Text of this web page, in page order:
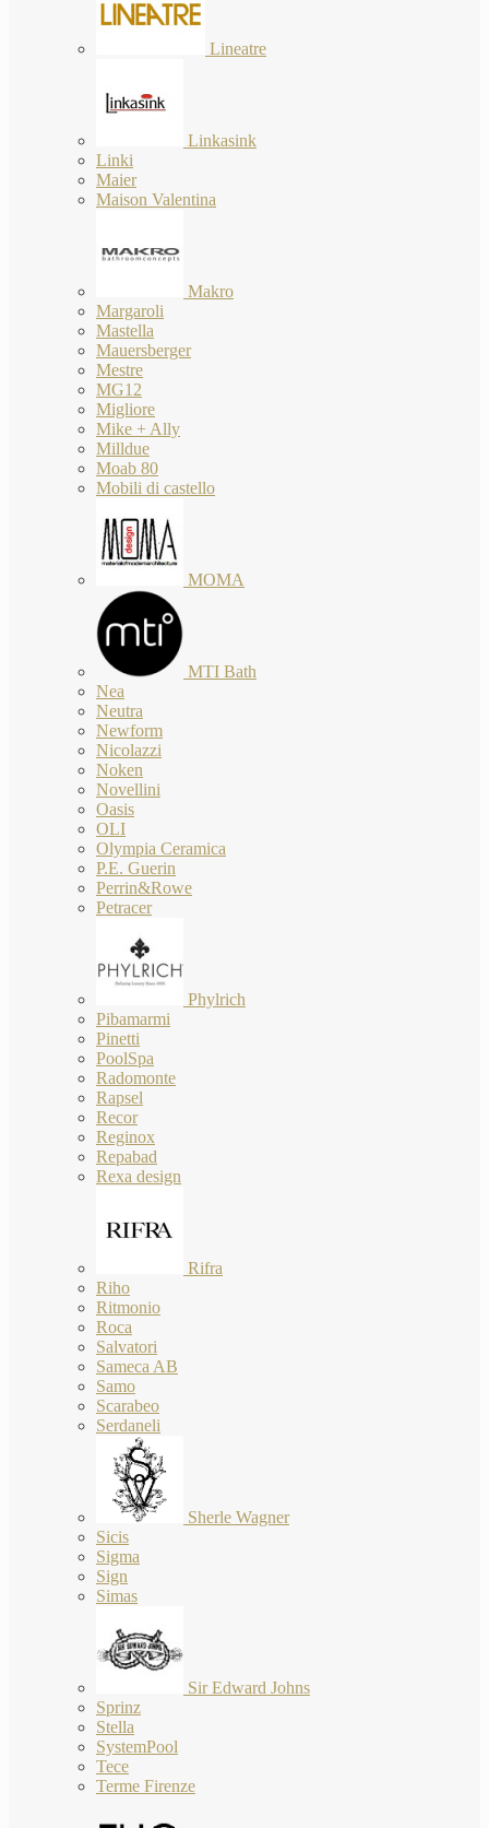
Lineatre
Linkasink
Linki
Maier
Maison Valentina
Makro
Margaroli
Mastella
Mauersberger
Mestre
MG12
Migliore
Mike + Ally
Milldue
Moab 80
Mobili di castello
MOMA
MTI Bath
Nea
Neutra
Newform
Nicolazzi
Noken
Novellini
Oasis
OLI
Olympia Ceramica
P.E. Guerin
Perrin&Rowe
Petracer
Phylrich
Pibamarmi
Pinetti
PoolSpa
Radomonte
Rapsel
Recor
Reginox
Repabad
Rexa design
Rifra
Riho
Ritmonio
Roca
Salvatori
Sameca AB
Samo
Scarabeo
Serdaneli
Sherle Wagner
Sicis
Sigma
Sign
Simas
Sir Edward Johns
Sprinz
Stella
SystemPool
Tece
Terme Firenze